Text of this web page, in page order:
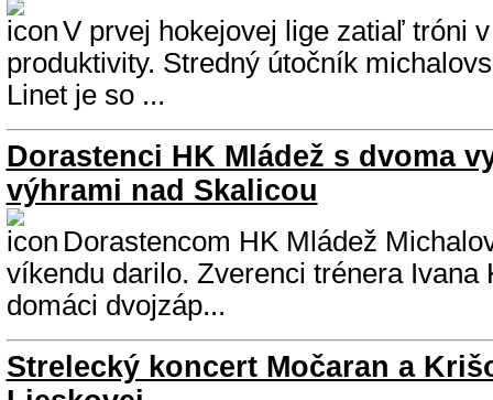
V prvej hokejovej lige zatiaľ tróni
produktivity. Stredný útočník
Linet je so ...
Dorastenci HK Mládež s dvoma
výhrami nad Skalicou
Dorastencom HK Mládež
víkendu darilo. Zverenci trénera Ivana
domáci dvojzáp...
Strelecký koncert Močaran a